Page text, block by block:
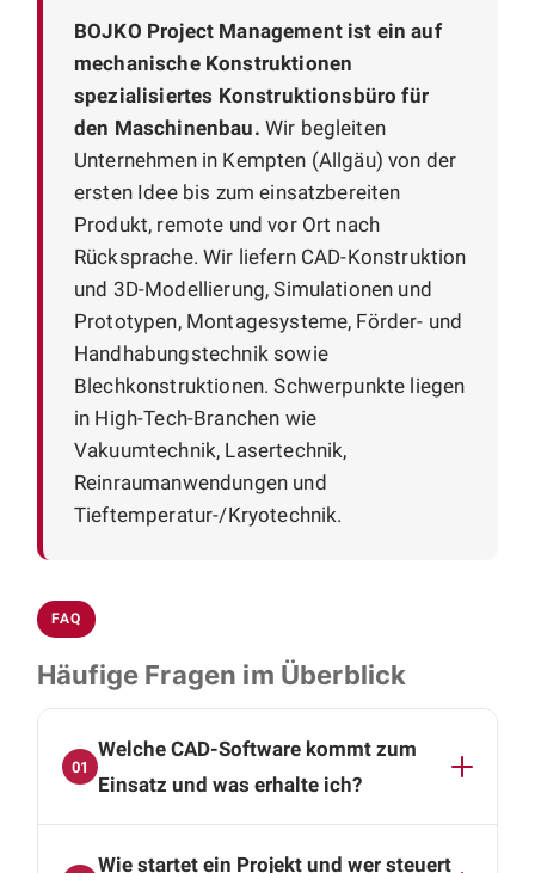
BOJKO Project Management ist ein auf
mechanische Konstruktionen
spezialisiertes Konstruktionsbüro für
den Maschinenbau. Wir begleiten
Unternehmen in Kempten (Allgäu) von der
ersten Idee bis zum einsatzbereiten
Produkt, remote und vor Ort nach
Rücksprache. Wir liefern CAD-Konstruktion
und 3D-Modellierung, Simulationen und
Prototypen, Montagesysteme, Förder- und
Handhabungstechnik sowie
Blechkonstruktionen. Schwerpunkte liegen
in High-Tech-Branchen wie
Vakuumtechnik, Lasertechnik,
Reinraumanwendungen und
Tieftemperatur-/Kryotechnik.
FAQ
Häufige Fragen im Überblick
01
Welche CAD-Software kommt zum
Einsatz und was erhalte ich?
Wie startet ein Projekt und wer steuert